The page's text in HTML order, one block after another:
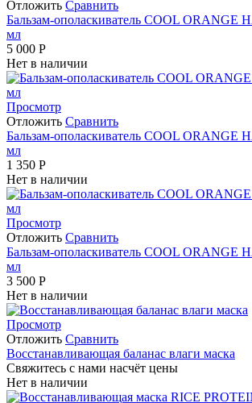
Отложить Сравнить
Бальзам-ополаскиватель COOL ORANGE
мл
5 000 Р
Нет в наличии
Просмотр
Отложить Сравнить
Бальзам-ополаскиватель COOL ORANGE
мл
1 350 Р
Нет в наличии
Просмотр
Отложить Сравнить
Бальзам-ополаскиватель COOL ORANGE
мл
3 500 Р
Нет в наличии
Просмотр
Отложить Сравнить
Восстанавливающая баланас влаги маска
Свяжитесь с нами насчёт цены
Нет в наличии